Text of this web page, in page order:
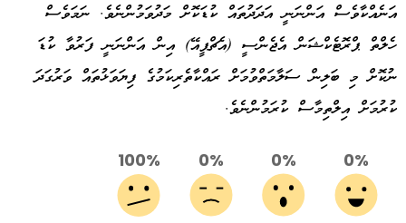
އަނެއްކާވެސް އަންނަނީ އަދަދުތައް ކުޑަކޮށް މަދުވަމުންނެވެ. ނަމަވެސް
ހެލްތް ޕްރޮޓެކްޝަން އެޖެންސީ (އެޗްޕީއޭ) އިން އަންނަނީ ފަރުވާ ކުޑަ
ނުކޮށް މި ބަލިން ސަލާމަތްވުމަށް ރައްކާތެރިކަމުގެ ފިޔަވަޅުތައް ވަރުގަދަ
ކުރުމަށް އިލްތިމާސް ކުރަމުންނެވެ.
0%
0%
0%
100%